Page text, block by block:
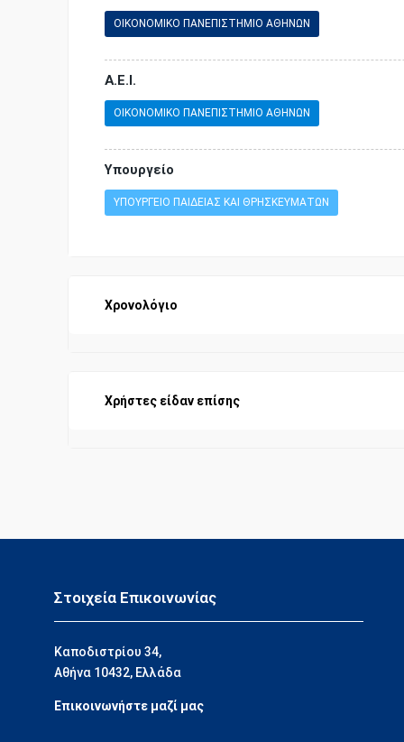
ΟΙΚΟΝΟΜΙΚΟ ΠΑΝΕΠΙΣΤΗΜΙΟ ΑΘΗΝΩΝ
Α.Ε.Ι.
ΟΙΚΟΝΟΜΙΚΟ ΠΑΝΕΠΙΣΤΗΜΙΟ ΑΘΗΝΩΝ
Υπουργείο
ΥΠΟΥΡΓΕΙΟ ΠΑΙΔΕΙΑΣ ΚΑΙ ΘΡΗΣΚΕΥΜΑΤΩΝ
Χρονολόγιο
Χρήστες είδαν επίσης
Στοιχεία Επικοινωνίας
Καποδιστρίου 34,
Αθήνα 10432, Ελλάδα
Επικοινωνήστε μαζί μας